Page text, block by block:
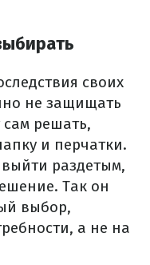
своих
не защищать
решать,
и перчатки.
раздетым,
Так он
выбор,
а не на